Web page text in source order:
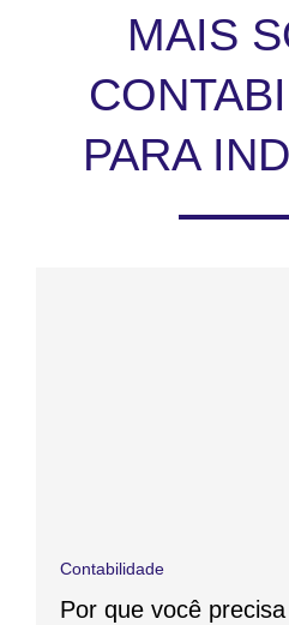
MAIS
PARA
Contabilidade
Por que você